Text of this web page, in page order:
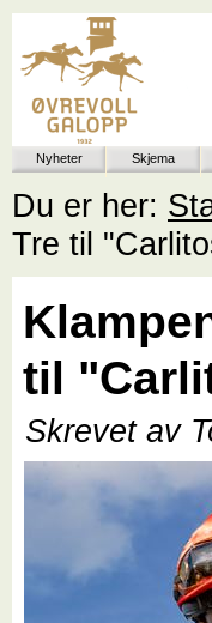
Nyheter Skjema
Du er her:
Tre til
til
Skrevet av